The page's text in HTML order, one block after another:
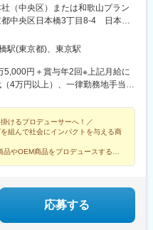
ョン製品の紹介及び、IT機器、
業務課題を解決します。
スエンジニア2名、営業サポート
内）
度あり
ので、やりがいを持って取り組
（中央区）または和歌山プラン
都中央区日本橋3丁目8-4 日本橋
「日本橋駅」より徒歩2分＜和歌
711-1┗貴志川線「西山口駅」
泊地は会社が用意します）※顧客
本社（群馬県）へ出張がありま
駅(東京都)、東京駅
5,000円＋賞与年2回※上記月給に
4万円以上）、一律勤務地手当
万円～＋賞与年2回※上記月給に
万円以上）を含みます。※固定残
す。＼明確な評価制度／半期に1
いた明確な指標で日々の努力を
の「成果」だけでなく、業務姿
けるプロデューサーへ！／
組んで社会にインパクトを与える商
やOEM商品をプロデュースする安
応募する